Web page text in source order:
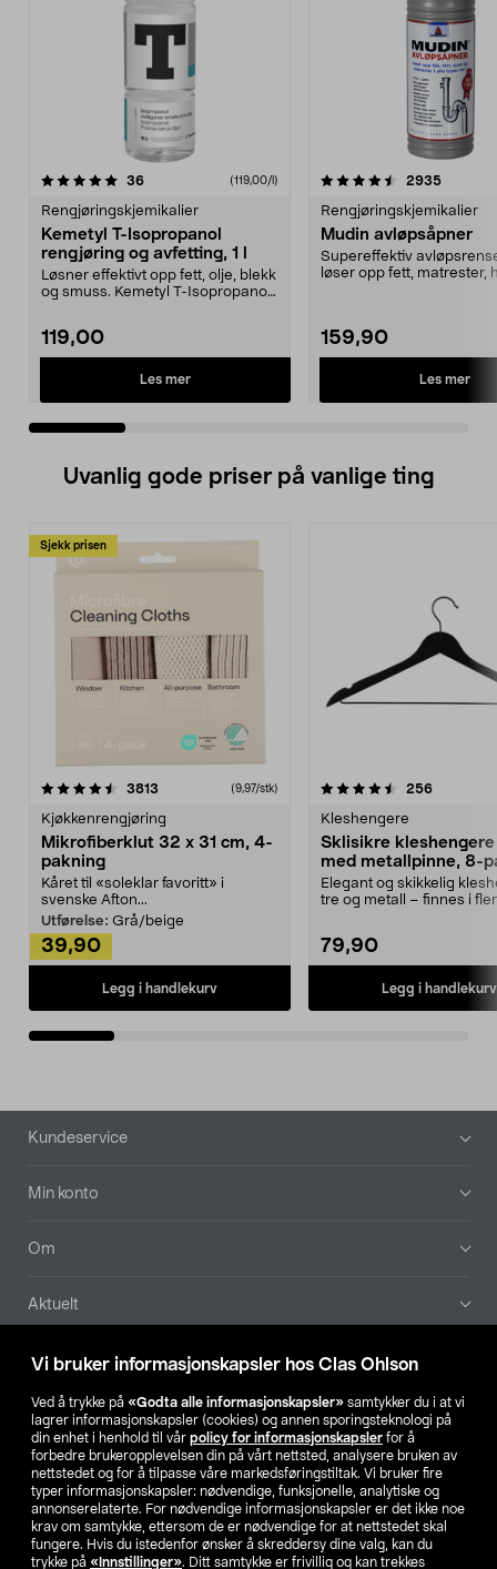
Vi bruker informasjonskapsler hos Clas Ohlson
Ved å trykke på «Godta alle informasjonskapsler» samtykker du i at vi
lagrer informasjonskapsler (cookies) og annen sporingsteknologi på
din enhet i henhold til vår policy for informasjonskapsler for å
forbedre brukeropplevelsen din på vårt nettsted, analysere bruken av
nettstedet og for å tilpasse våre markedsføringstiltak. Vi bruker fire
typer informasjonskapsler: nødvendige, funksjonelle, analytiske og
annonserelaterte. For nødvendige informasjonskapsler er det ikke noe
krav om samtykke, ettersom de er nødvendige for at nettstedet skal
fungere. Hvis du istedenfor ønsker å skreddersy dine valg, kan du
trykke på «Innstillinger». Ditt samtykke er frivillig og kan trekkes
36anmeldelser (119,00/l)
Rengjøringskjemikalier
Kemetyl T-Isopropanol
rengjøring og avfetting, 1 l
Løsner effektivt opp fett, olje, blekk
og smuss. Kemetyl T-Isopropanol
119,00
Les mer
4.5 av 5 stjerner 2935
Rengjøringskjemikalier
Mudin avløpsåpner
Supereffektiv
løser opp fett, matrester,
159,90
Les mer
4.5 av 5 stjerner
Uvanlig gode priser på vanlige ting
Sjekk prisen
3813 anmeldelser(9,97/stk)
Kjøkkenrengjøring
Mikrofiberklut 32 x 31 cm, 4-
pakning
Kåret til «soleklar favoritt» i
svenske Afton...
Utførelse: Grå/beige
39,90
Legg i handlekurv
4.5av 5 stjerner 256
Kleshengere
Sklisikre
med metallpinne, 8-
Elegant og skikkelig
tre og metall – finnes i
79,90
Legg i handlekurv
4.5av 5 stjerner
Bunntekst
Kundeservice
Min konto
Om
Aktuelt
Våre selskaper
Finn din butikk
SE NO FI